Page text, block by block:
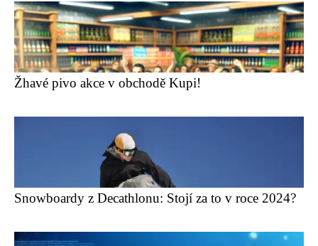
Žhavé pivo akce v obchodě Kupi!
Snowboardy z Decathlonu: Stojí za to v roce 2024?